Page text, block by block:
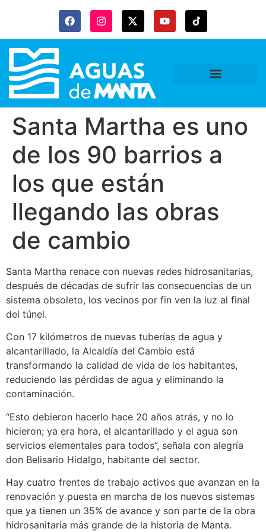
Santa Martha es uno
de los 90 barrios a
los que están
llegando las obras
de cambio
Santa Martha renace con nuevas redes hidrosanitarias,
después de décadas de sufrir las consecuencias de un
sistema obsoleto, los vecinos por fin ven la luz al final
del túnel.
Con 17 kilómetros de nuevas tuberías de agua y
alcantarillado, la Alcaldía del Cambio está
transformando la calidad de vida de los habitantes,
reduciendo las pérdidas de agua y eliminando la
contaminación.
“Esto debieron hacerlo hace 20 años atrás, y no lo
hicieron; ya era hora, el alcantarillado y el agua son
servicios elementales para todos”, señala con alegría
don Belisario Hidalgo, habitante del sector.
Hay cuatro frentes de trabajo activos que avanzan en la
renovación y puesta en marcha de los nuevos sistemas
que ya tienen un 35% de avance y son parte de la obra
hidrosanitaria más grande de la historia de Manta.